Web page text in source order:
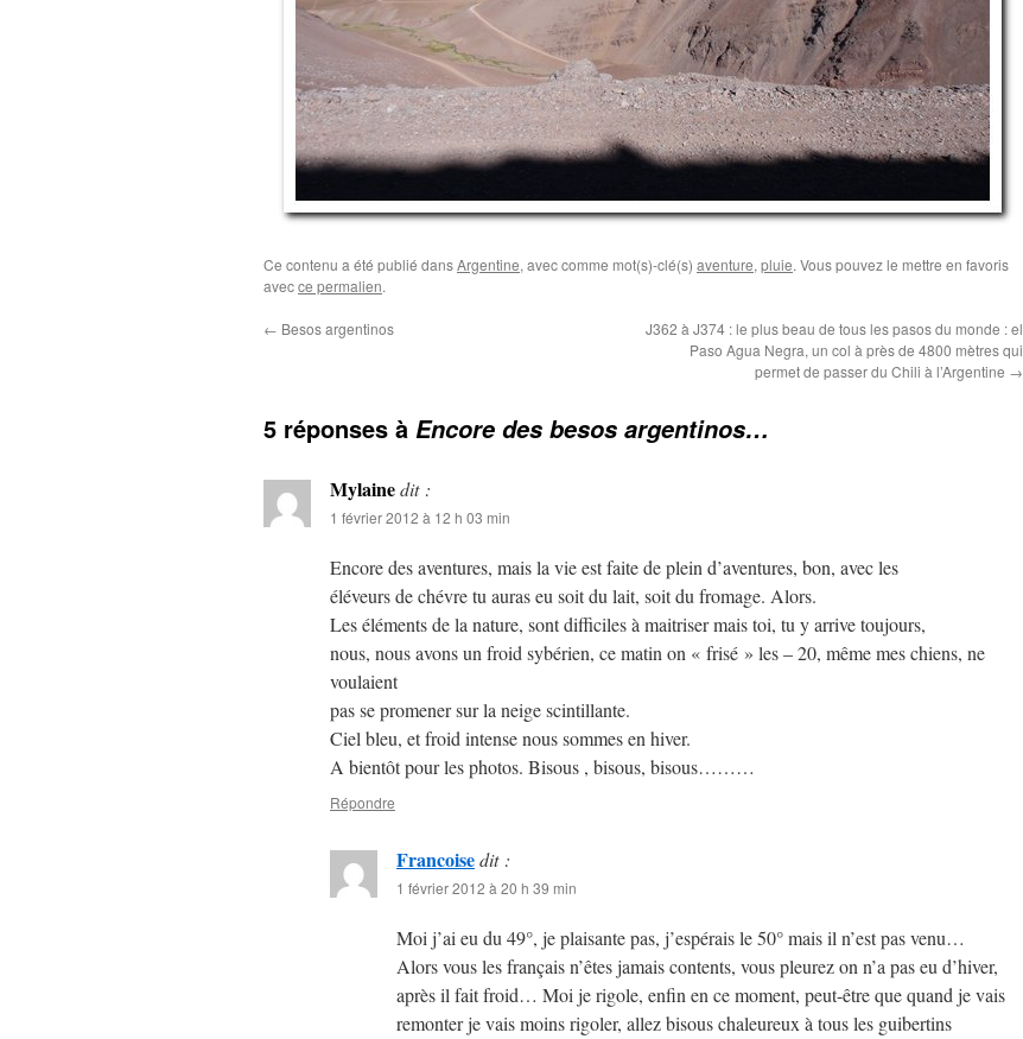
Ce contenu a été publié dansArgentine, avec comme mot(s)-clé(s) aventure, pluie. Vous pouvez le mettre en favoris
avecce permalien.
← Besos argentinos
J362 à J374 : le plus beau de tous les pasos du monde : el
Paso Agua Negra, un col à près de 4800 mètres qui
permet de passer du Chili à l’Argentine →
5 réponses à Encore des besos argentinos…
Mylainedit :
1 février 2012 à 12 h 03 min
Encore des aventures, mais la vie est faite de plein d’aventures, bon, avec les
éléveurs de chévre tu auras eu soit du lait, soit du fromage. Alors.
Les éléments de la nature, sont difficiles à maitriser mais toi, tu y arrive toujours,
nous, nous avons un froid sybérien, ce matin on « frisé » les – 20, même mes chiens, ne
voulaient
pas se promener sur la neige scintillante.
Ciel bleu, et froid intense nous sommes en hiver.
A bientôt pour les photos. Bisous , bisous, bisous………
Répondre
Francoisedit :
1 février 2012 à 20 h 39 min
Moi j’ai eu du 49°, je plaisante pas, j’espérais le 50° mais il n’est pas venu…
Alors vous les français n’êtes jamais contents, vous pleurez on n’a pas eu d’hiver,
après il fait froid… Moi je rigole, enfin en ce moment, peut-être que quand je vais
remonter je vais moins rigoler, allez bisous chaleureux à tous les guibertins